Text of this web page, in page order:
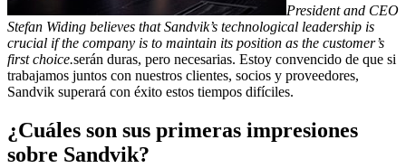
President and CEO
Stefan Widing believes that Sandvik’s technological leadership is
crucial if the company is to maintain its position as the customer’s
first choice.serán duras, pero necesarias. Estoy convencido de que si
trabajamos juntos con nuestros clientes, socios y proveedores,
Sandvik superará con éxito estos tiempos difíciles.
¿Cuáles son sus primeras impresiones
sobre Sandvik?